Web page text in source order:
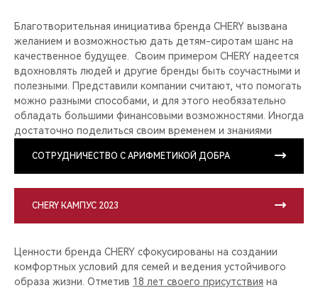
Благотворительная инициатива бренда CHERY вызвана
желанием и возможностью дать детям-сиротам шанс на
качественное будущее. Своим примером CHERY надеется
вдохновлять людей и другие бренды быть соучастными и
полезными. Представили компании считают, что помогать
можно разными способами, и для этого необязательно
обладать большими финансовыми возможностями. Иногда
достаточно поделиться своим временем и знаниями
СОТРУДНИЧЕСТВО С АРИФМЕТИКОЙ ДОБРА
CHERY КАМПУС 2023
Ценности бренда CHERY сфокусированы на создании
комфортных условий для семей и ведения устойчивого
образа жизни. Отметив 18 лет своего присутствия на